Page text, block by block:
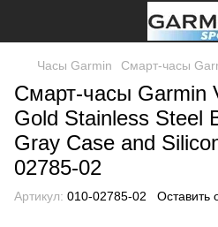
Часы Garmin Смарт-часы
Смарт-часы Garmin
Gold Stainless Steel
Gray Case and
02785-02
Артикул: 010-02785-02 Оставить